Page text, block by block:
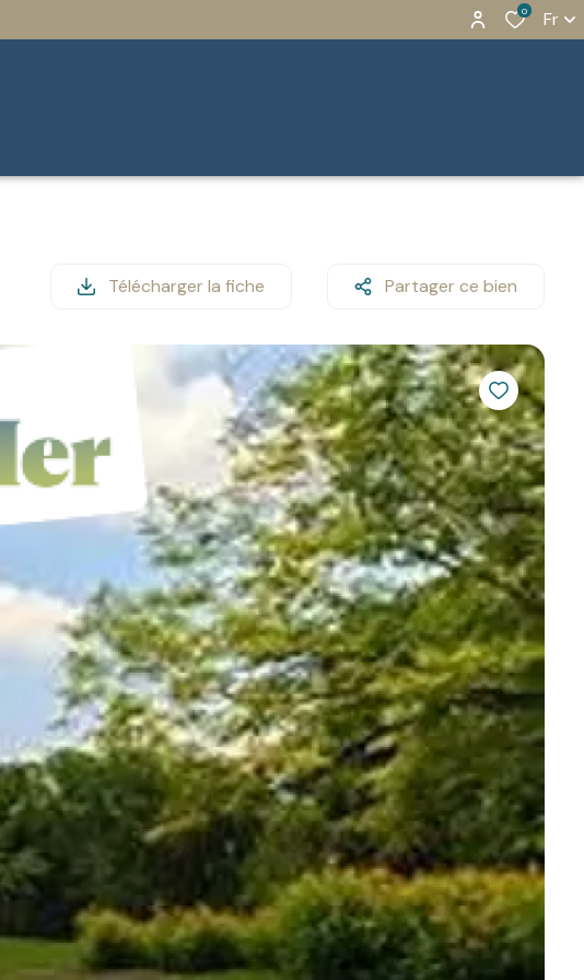
0 Fr
Télécharger la fiche Partager ce bien